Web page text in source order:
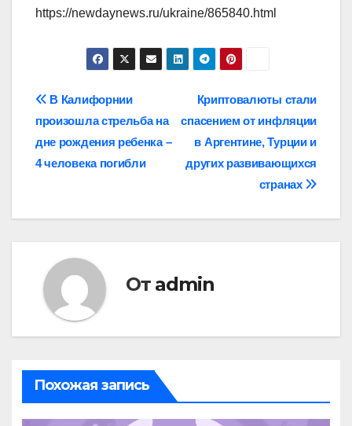
https://newdaynews.ru/ukraine/865840.html
Навигация
по
записям
Криптовалюты стали
спасением от инфляции
в Аргентине, Турции и
других развивающихся
странах
В Калифорнии
произошла стрельба на
дне рождения ребенка –
4 человека погибли
От admin
Похожая запись